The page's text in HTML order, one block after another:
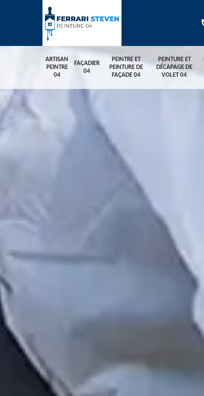
ARTISAN
PEINTRE
04
FAÇADIER
04
PEINTRE ET
PEINTURE DE
FAÇADE 04
PEINTURE ET
DÉCAPAGE DE
VOLET 04